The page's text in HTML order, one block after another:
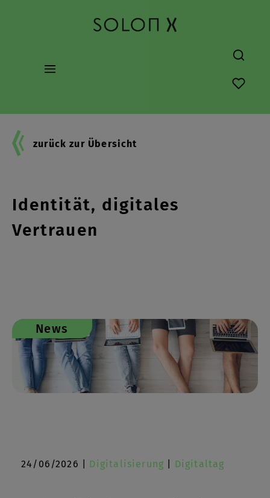
Du hast
zurück zur Übersicht
Identität, digitales
Vertrauen
News
24/06/2026 | Digitalisierung Digitaltag